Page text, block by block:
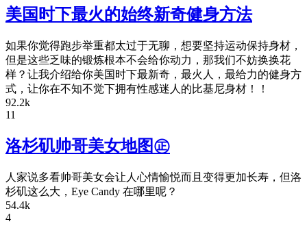
美国时下最火的始终新奇健身方法
如果你觉得跑步举重都太过于无聊，想要坚持运动保持身材，
但是这些乏味的锻炼根本不会给你动力，那我们不妨换换花
样？让我介绍给你美国时下最新奇，最火人，最给力的健身方
式，让你在不知不觉下拥有性感迷人的比基尼身材！！
92.2k
11
洛杉矶帅哥美女地图㊣
人家说多看帅哥美女会让人心情愉悦而且变得更加长寿，但洛
杉矶这么大，Eye Candy 在哪里呢？
54.4k
4